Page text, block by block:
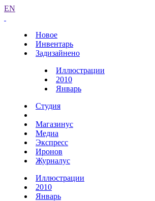
EN
Новое
Инвентарь
Задизайнено
Иллюстрации
2010
Январь
Студия
Магазинус
Медиа
Экспресс
Иронов
Журналус
Иллюстрации
2010
Январь